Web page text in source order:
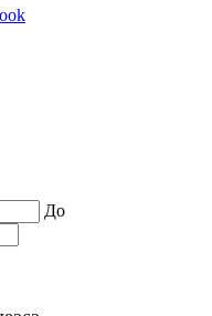
До